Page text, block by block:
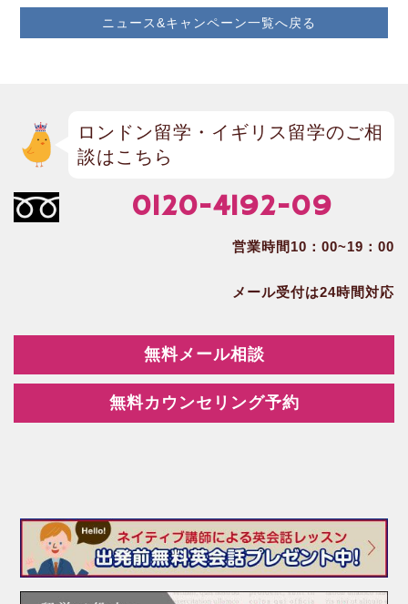
ニュース&キャンペーン一覧へ戻る
ロンドン留学・イギリス留学のご相
談はこちら
0120-4192-09
営業時間10：00~19：00
メール受付は24時間対応
無料メール相談
無料カウンセリング予約